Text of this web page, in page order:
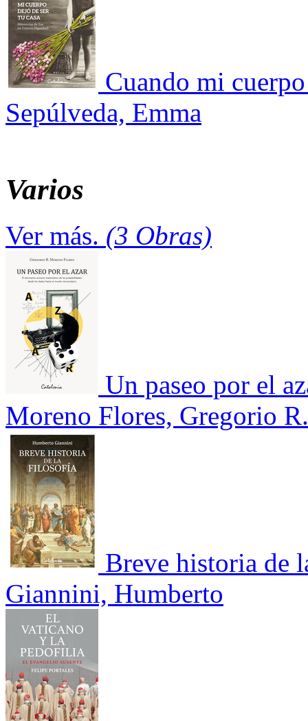
Cuando mi
Sepúlveda, Emma
Varios
Ver más. (3 Obras)
Un paseo por el
Moreno Flores, Gregorio R.
Breve historia de
Giannini, Humberto